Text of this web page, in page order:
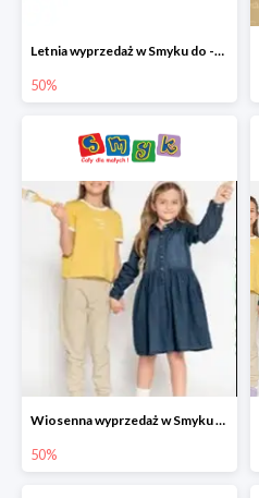
Letnia wyprzedaż w Smyku do -50%
50%
Wiosenna wyprzedaż w Smyku do -50%
50%